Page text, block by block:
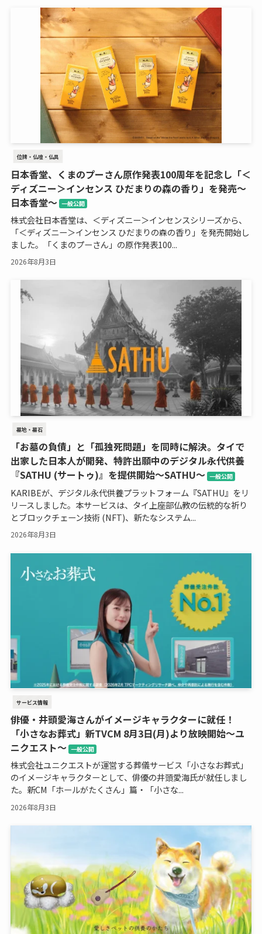
位牌・仏壇・仏具
日本香堂、くまのプーさん原作発表100周年を記念し「＜
ディズニー＞インセンス ひだまりの森の香り」を発売～
日本香堂～ 一般公開
株式会社日本香堂は、＜ディズニー＞インセンスシリーズから、
「＜ディズニー＞インセンス ひだまりの森の香り」を発売開始し
ました。「くまのプーさん」の原作発表100...
2026年8月3日
墓地・墓石
「お墓の負債」と「孤独死問題」を同時に解決。タイで
出家した日本人が開発、特許出願中のデジタル永代供養
『SATHU (サートゥ)』を提供開始～SATHU～ 一般公開
KARIBEが、デジタル永代供養プラットフォーム『SATHU』をリ
リースしました。本サービスは、タイ上座部仏教の伝統的な祈り
とブロックチェーン技術 (NFT)、新たなシステム...
2026年8月3日
サービス情報
俳優・井頭愛海さんがイメージキャラクターに就任！
「小さなお葬式」新TVCM 8月3日(月)より放映開始～ユ
ニクエスト～ 一般公開
株式会社ユニクエストが運営する葬儀サービス「小さなお葬式」
のイメージキャラクターとして、俳優の井頭愛海氏が就任しまし
た。新CM「ホールがたくさん」篇・「小さな...
2026年8月3日